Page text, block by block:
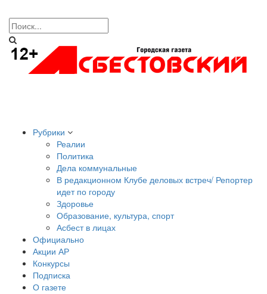
Рубрики
Реалии
Политика
Дела коммунальные
В редакционном Клубе деловых встреч/ Репортер
идет по городу
Здоровье
Образование, культура, спорт
Асбест в лицах
Официально
Акции АР
Конкурсы
Подписка
О газете